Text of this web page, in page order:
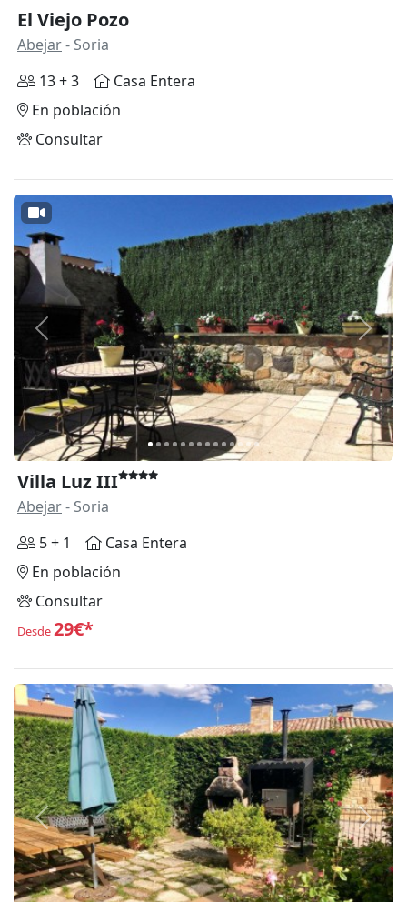
El Viejo Pozo
Abejar- Soria
13 + 3
Casa Entera
En población
Consultar
Anterior
Villa Luz III
Abejar- Soria
5 + 1
Casa Entera
En población
Consultar
Desde29€*
Anterior